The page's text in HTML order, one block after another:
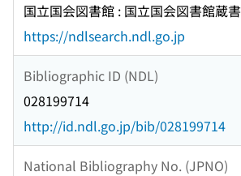
国立国会図書館 : 国立国会図書館蔵書
https://ndlsearch.ndl.go.jp
Bibliographic ID (NDL)
028199714
http://id.ndl.go.jp/bib/028199714
National Bibliography No. (JPNO)